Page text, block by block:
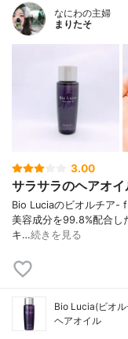
なにわの主婦
まりたそ
3.00
サラサラのヘアオイ
Bio Luciaのビオルチア-
美容成分を99.8%配合し
キ…続きを見る
Bio Lucia(ビオル
ヘアオイル